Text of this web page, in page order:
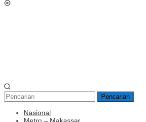
Pencarian
Nasional